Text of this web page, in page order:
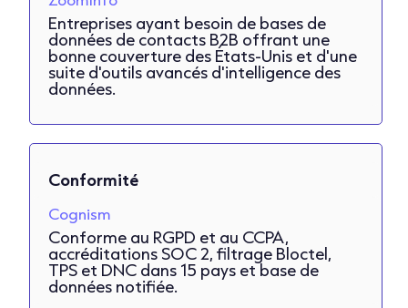
Entreprises ayant besoin de bases de
données de contacts B2B offrant une
bonne couverture des États-Unis et d'une
suite d'outils avancés d'intelligence des
données.
Conformité
Cognism
Conforme au RGPD et au CCPA,
accréditations SOC 2, filtrage Bloctel,
TPS et DNC dans 15 pays et base de
données notifiée.